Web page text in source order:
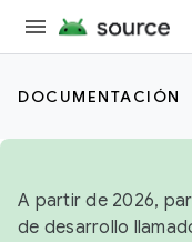
DOCUMENTACIÓN
A partir de 2026,
de desarrollo